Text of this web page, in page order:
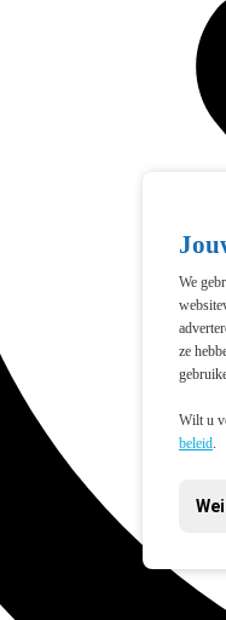
We
ze
Wilt u
beleid.